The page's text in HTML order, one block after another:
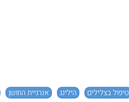
טיפול בצלילים הילינג אנרגיית החושן